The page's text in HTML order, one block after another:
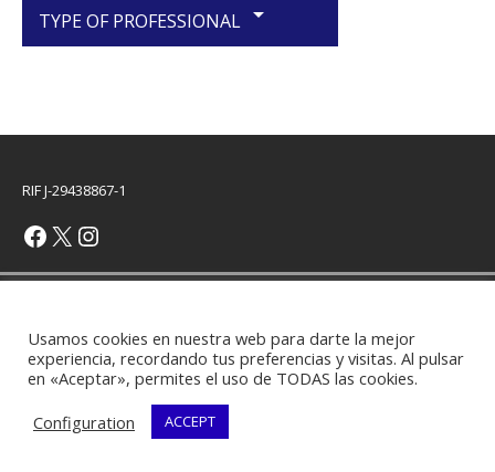
TYPE OF PROFESSIONAL arrow_drop_down
RIF J-29438867-1
Usamos cookies en nuestra web para darte la mejor
experiencia, recordando tus preferencias y visitas. Al pulsar
en «Aceptar», permites el uso de TODAS las cookies.
Configuration
ACCEPT